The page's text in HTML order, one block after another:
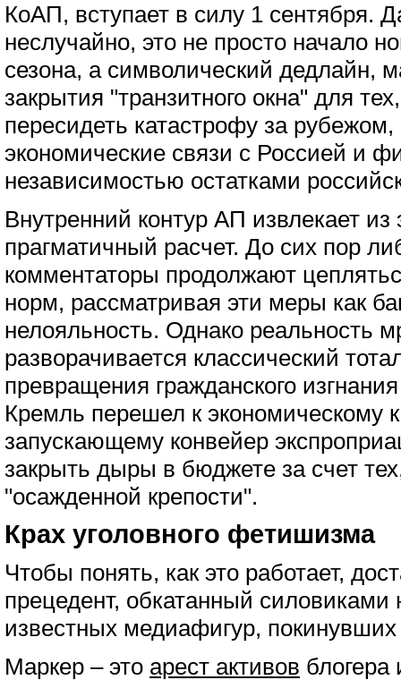
КоАП, вступает в силу 1 сентября.
неслучайно, это не просто начало
сезона, а символический дедлайн,
закрытия "транзитного окна" для
пересидеть катастрофу за
экономические связи с Россией и
независимостью остатками
Внутренний контур АП извлекает из
прагматичный расчет. До сих пор
комментаторы продолжают
норм, рассматривая эти меры как
нелояльность. Однако реальность
разворачивается классический
превращения гражданского
Кремль перешел к экономическому
запускающему конвейер
закрыть дыры в бюджете за счет
"осажденной крепости".
Крах уголовного фетишизма
Чтобы понять, как это работает,
прецедент, обкатанный
известных медиафигур, покинувших
Маркер – это арест активов блогера